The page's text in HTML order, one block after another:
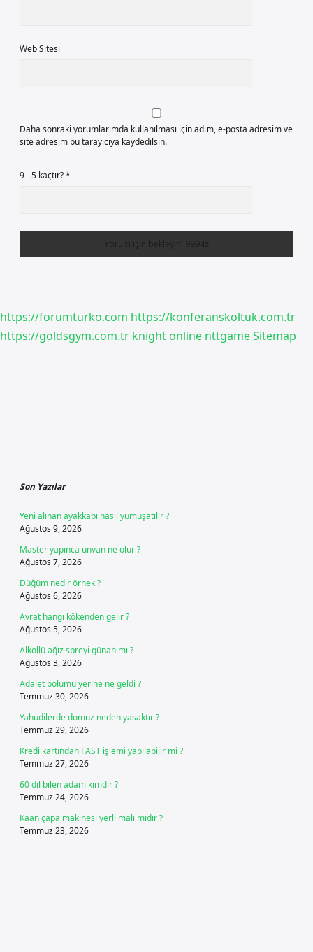
Web Sitesi
Daha sonraki yorumlarımda kullanılması için adım, e-posta adresim ve
site adresim bu tarayıcıya kaydedilsin.
9 - 5 kaçtır?*
https://forumturko.com https://konferanskoltuk.com.tr
https://goldsgym.com.tr knight online nttgameSitemap
Son Yazılar
Yeni alınan ayakkabı nasıl yumuşatılır ?
Ağustos 9, 2026
Master yapınca unvan ne olur ?
Ağustos 7, 2026
Düğüm nedir örnek ?
Ağustos 6, 2026
Avrat hangi kökenden gelir ?
Ağustos 5, 2026
Alkollü ağız spreyi günah mı ?
Ağustos 3, 2026
Adalet bölümü yerine ne geldi ?
Temmuz 30, 2026
Yahudilerde domuz neden yasaktır ?
Temmuz 29, 2026
Kredi kartından FAST işlemi yapılabilir mi ?
Temmuz 27, 2026
60 dil bilen adam kimdir ?
Temmuz 24, 2026
Kaan çapa makinesi yerli malı mıdır ?
Temmuz 23, 2026